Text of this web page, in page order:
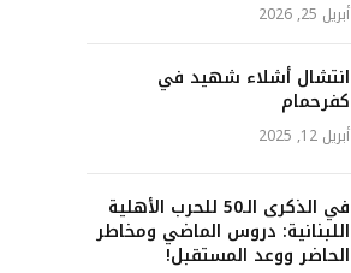
أبريل 25, 2026
انتشال أشلاء شهيد في
كفرحمام
أبريل 12, 2025
في الذكرى الـ50 للحرب الأهلية
اللبنانية: دروس الماضي ومخاطر
الحاضر ووعد المستقبل!